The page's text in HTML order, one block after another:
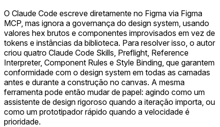
O Claude Code escreve diretamente no Figma via Figma
MCP, mas ignora a governança do design system, usando
valores hex brutos e componentes improvisados em vez de
tokens e instâncias da biblioteca. Para resolver isso, o autor
criou quatro Claude Code Skills, Preflight, Reference
Interpreter, Component Rules e Style Binding, que garantem
conformidade com o design system em todas as camadas
antes e durante a construção no canvas. A mesma
ferramenta pode então mudar de papel: agindo como um
assistente de design rigoroso quando a iteração importa, ou
como um prototipador rápido quando a velocidade é
prioridade.